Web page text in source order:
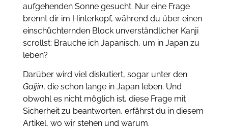
aufgehenden Sonne gesucht. Nur eine Frage
brennt dir im Hinterkopf, während du über einen
einschüchternden Block unverständlicher Kanji
scrollst: Brauche ich Japanisch, um in Japan zu
leben?
Darüber wird viel diskutiert, sogar unter den
Gaijin, die schon lange in Japan leben. Und
obwohl es nicht möglich ist, diese Frage mit
Sicherheit zu beantworten, erfährst du in diesem
Artikel, wo wir stehen und warum.